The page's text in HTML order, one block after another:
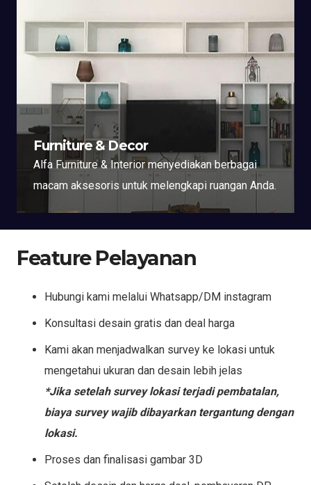
Furniture & Decor
Alfa Furniture & Interior menyediakan berbagai
macam aksesoris untuk melengkapi ruangan Anda.
Feature Pelayanan
Hubungi kami melalui Whatsapp/DM instagram
Konsultasi desain gratis dan deal harga
Kami akan menjadwalkan survey ke lokasi untuk
mengetahui ukuran dan desain lebih jelas
*Jika setelah survey lokasi terjadi pembatalan,
biaya survey wajib dibayarkan tergantung dengan
lokasi.
Proses dan finalisasi gambar 3D